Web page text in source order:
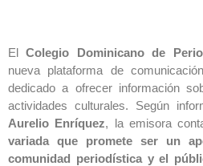
ElColegio Dominicano de
nueva plataforma de
dedicado a ofrecer información
actividades culturales. Según
Aurelio Enríquez, la emisora
variada que promete ser un
comunidad periodística y el